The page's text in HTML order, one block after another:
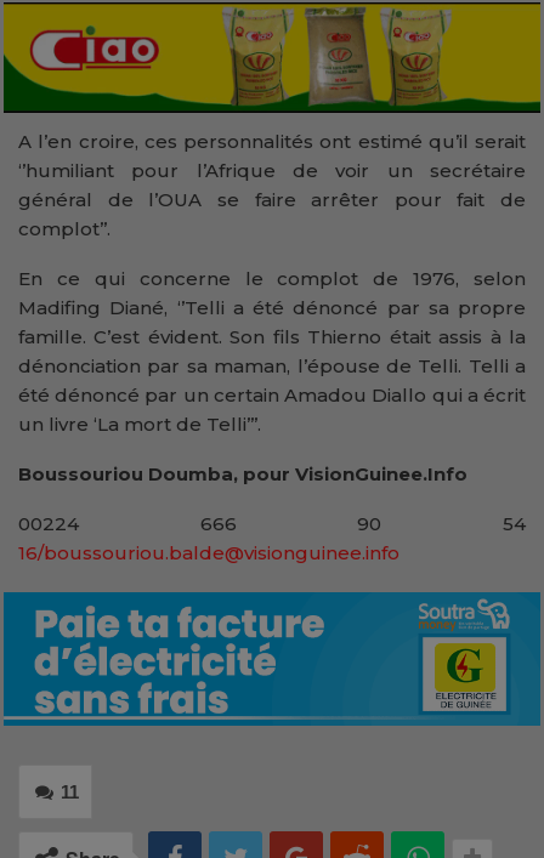
A l’en croire, ces personnalités ont estimé qu’il serait
‘’humiliant pour l’Afrique de voir un secrétaire
général de l’OUA se faire arrêter pour fait de
complot’’.
En ce qui concerne le complot de 1976, selon
Madifing Diané, ‘’Telli a été dénoncé par sa propre
famille. C’est évident. Son fils Thierno était assis à la
dénonciation par sa maman, l’épouse de Telli. Telli a
été dénoncé par un certain Amadou Diallo qui a écrit
un livre ‘La mort de Telli’’’.
Boussouriou Doumba, pour VisionGuinee.Info
00224 666 90 54
16/boussouriou.balde@visionguinee.info
11